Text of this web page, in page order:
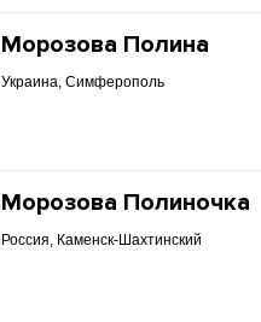
Морозова Полина
Украина, Симферополь
Морозова Полиночка
Россия, Каменск-Шахтинский